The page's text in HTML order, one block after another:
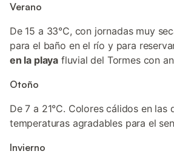
Verano
De 15 a 33°C, con jornadas muy
para el baño en el río y para
en la playa fluvial del Tormes con
Otoño
De 7 a 21°C. Colores cálidos en las
temperaturas agradables para el
Invierno